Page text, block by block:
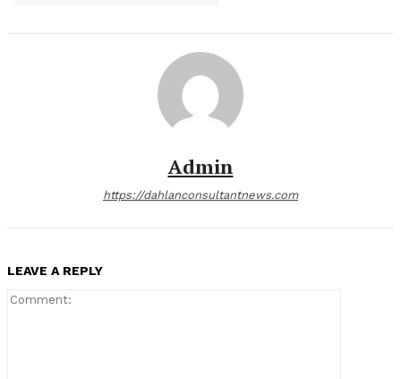
Admin
https://dahlanconsultantnews.com
LEAVE A REPLY